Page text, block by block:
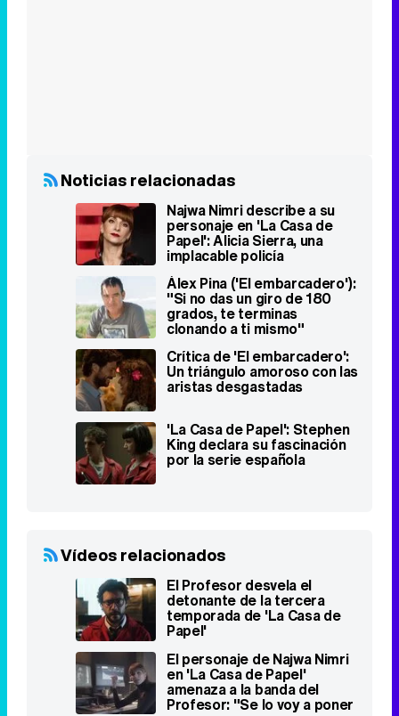
Noticias relacionadas
Najwa Nimri describe a su
personaje en 'La Casa de
Papel': Alicia Sierra, una
implacable policía
embarazada
Álex Pina ('El embarcadero'):
"Si no das un giro de 180
grados, te terminas
clonando a ti mismo"
Crítica de 'El embarcadero':
Un triángulo amoroso con las
aristas desgastadas
'La Casa de Papel': Stephen
King declara su fascinación
por la serie española
Vídeos relacionados
El Profesor desvela el
detonante de la tercera
temporada de 'La Casa de
Papel'
El personaje de Najwa Nimri
en 'La Casa de Papel'
amenaza a la banda del
Profesor: "Se lo voy a poner